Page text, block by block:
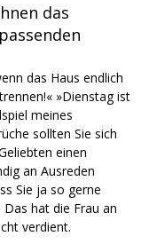
das
das Haus endlich
»Dienstag ist
meines
sollten Sie sich
einen
an Ausreden
Sie ja so gerne
hat die Frau an
verdient.